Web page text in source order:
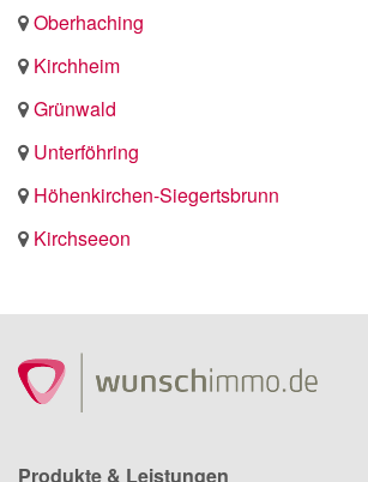
Oberhaching
Kirchheim
Grünwald
Unterföhring
Höhenkirchen-Siegertsbrunn
Kirchseeon
Produkte & Leistungen